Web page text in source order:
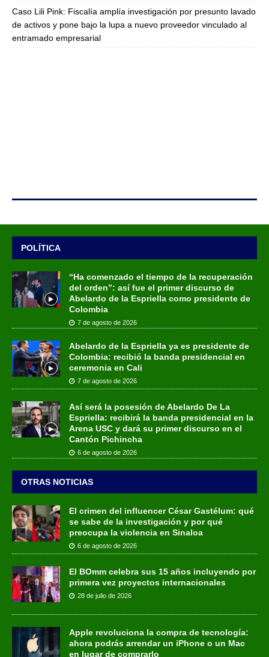
Caso Lili Pink: Fiscalía amplía investigación por presunto lavado
de activos y pone bajo la lupa a nuevo proveedor vinculado al
entramado empresarial
POLÍTICA
“Ha comenzado el tiempo de la recuperación
del orden”: así fue el primer discurso de
Abelardo de la Espriella como presidente de
Colombia
7 de agosto de 2026
Abelardo de la Espriella ya es presidente de
Colombia: recibió la banda presidencial en
ceremonia en Cali
7 de agosto de 2026
Así será la posesión de Abelardo De La
Espriella: recibirá la banda presidencial en la
Arena USC y dará su primer discurso en el
Cantón Pichincha
6 de agosto de 2026
OTRAS NOTICIAS
El crimen del influencer César Gastélum: qué
se sabe de la investigación y por qué
preocupa la violencia en Sinaloa
6 de agosto de 2026
El BOmm celebra sus 15 años incluyendo por
primera vez proyectos internacionales
28 de julio de 2026
Apple revoluciona la compra de tecnología:
ahora podrás arrendar un iPhone o un Mac
en lugar de comprarlo